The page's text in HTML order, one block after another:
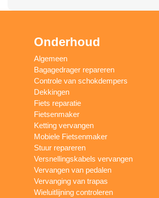
Onderhoud
Algemeen
Bagagedrager repareren
Controle van schokdempers
Dekkingen
Fiets reparatie
Fietsenmaker
Ketting vervangen
Mobiele Fietsenmaker
Stuur repareren
Versnellingskabels vervangen
Vervangen van pedalen
Vervanging van trapas
Wieluitlijning controleren